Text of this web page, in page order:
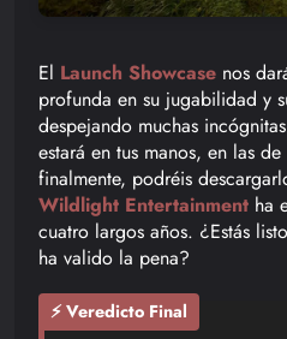
El Launch Showcase nos
profunda en su jugabilidad y
despejando muchas
estará en tus manos, en las
finalmente, podréis
Wildlight Entertainment ha
cuatro largos años. ¿Estás
ha valido la pena?
⚡ Veredicto Final